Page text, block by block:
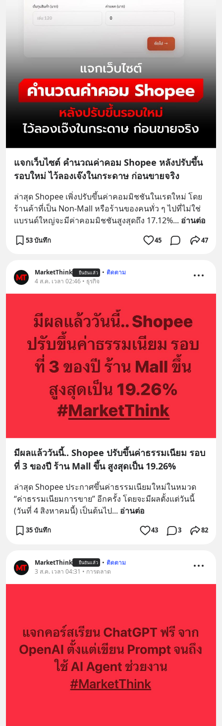
แจกเว็บไซต์ คำนวณค่าคอม Shopee หลังปรับขึ้น
รอบใหม่ ไว้ลองเจ๊งในกระดาษ ก่อนขายจริง
ล่าสุด Shopee เพิ่งปรับขึ้นค่าคอมมิชชันในเรตใหม่ โดย
ร้านค้าที่เป็น Non-Mall หรือร้านของคนทั่ว ๆ ไปที่ไม่ใช่
แบรนด์ใหญ่จะมีค่าคอมมิชชันสูงสุดถึง 17.12%... อ่านต่อ
53 บันทึก 45 47
MarketThink ยืนยันแล้ว • ติดตาม
4 ส.ค. เวลา 02:46 • ธุรกิจ
มีผลแล้ววันนี้.. Shopee ปรับขึ้นค่าธรรมเนียม รอบ
ที่ 3 ของปี ร้าน Mall ขึ้น สูงสุดเป็น 19.26%
ล่าสุด Shopee ประกาศขึ้นค่าธรรมเนียมใหม่ในหมวด
“ค่าธรรมเนียมการขาย” อีกครั้ง โดยจะมีผลตั้งแต่วันนี้
(วันที่ 4 สิงหาคมนี้) เป็นต้นไป... อ่านต่อ
35 บันทึก 43 3 82
MarketThink ยืนยันแล้ว • ติดตาม
3 ส.ค. เวลา 04:31 • การตลาด